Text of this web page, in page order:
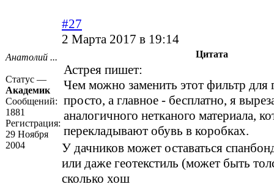
Анатолий ...
Статус —
Академик
Сообщений:
1881
Регистрация:
29 Ноября
2004
#27
2 Марта 2017 в 19:14
Цитата
Астрея пишет:
Чем можно заменить этот фильтр для
просто, а главное - бесплатно, я
аналогичного нетканого материала,
перекладывают обувь в коробках.
У дачников может оставаться
или даже геотекстиль (может быть
сколько хош